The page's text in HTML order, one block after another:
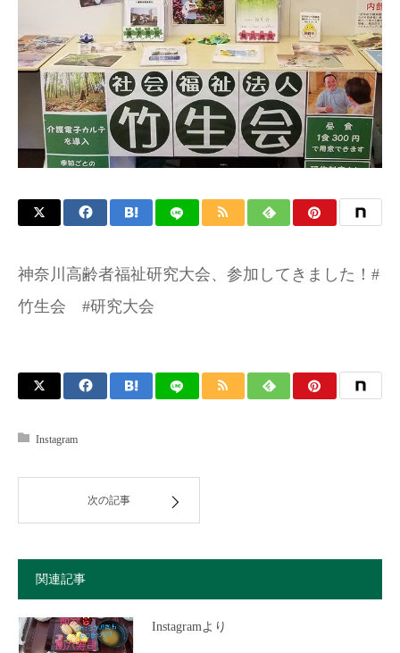
神奈川高齢者福祉研究大会、参加してきました！#
竹生会 #研究大会
Instagram
次の記事
関連記事
Instagramより
お問い合わせ